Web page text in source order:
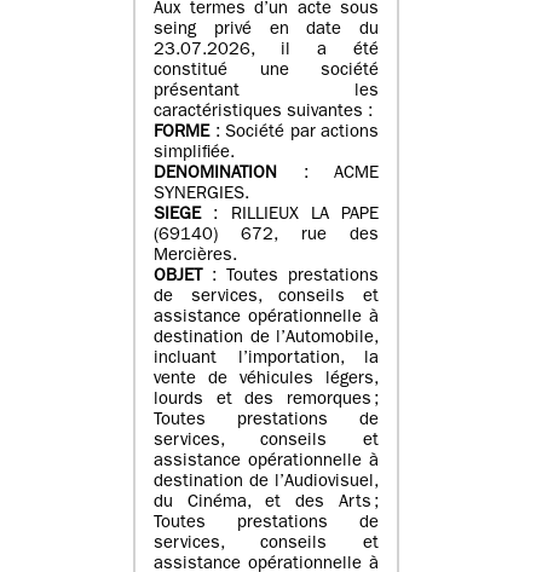
Aux termes d’un acte sous
seing privé en date du
23.07.2026, il a été
constitué une société
présentant les
caractéristiques suivantes :
FORME: Société par actions
simplifiée.
DENOMINATION : ACME
SYNERGIES.
SIEGE: RILLIEUX LA PAPE
(69140) 672, rue des
Mercières.
OBJET
: Toutes prestations
de services, conseils et
assistance opérationnelle à
destination de l’Automobile,
incluant l’importation, la
vente de véhicules légers,
lourds et des remorques ;
Toutes prestations de
services, conseils et
assistance opérationnelle à
destination de l’Audiovisuel,
du Cinéma, et des Arts ;
Toutes prestations de
services, conseils et
assistance opérationnelle à